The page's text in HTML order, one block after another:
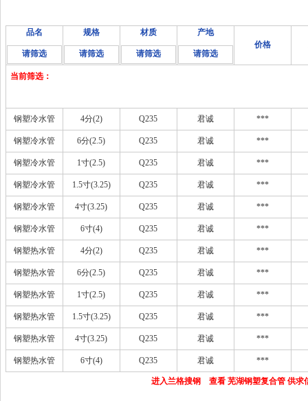
品名
请筛选
规格
请筛选
材质
请筛选
产地
请筛选
价格
当前筛选：
钢塑冷水管 4分(2) Q235 君诚 ***
钢塑冷水管 6分(2.5) Q235 君诚 ***
钢塑冷水管 1寸(2.5) Q235 君诚 ***
钢塑冷水管 1.5寸(3.25) Q235 君诚 ***
钢塑冷水管 4寸(3.25) Q235 君诚 ***
钢塑冷水管 6寸(4) Q235 君诚 ***
钢塑热水管 4分(2) Q235 君诚 ***
钢塑热水管 6分(2.5) Q235 君诚 ***
钢塑热水管 1寸(2.5) Q235 君诚 ***
钢塑热水管 1.5寸(3.25) Q235 君诚 ***
钢塑热水管 4寸(3.25) Q235 君诚 ***
钢塑热水管 6寸(4) Q235 君诚 ***
进入兰格搜钢 查看 芜湖钢塑复合管 供求